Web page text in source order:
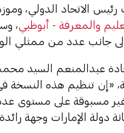
رئيس الاتحاد الدولي،
والمعرفة - أبوظبي،
جانب عدد من ممثلي
عبدالمنعم السيد محمد
«إن تنظيم هذه النسخة
مسبوقة على مستوى عدد
دولة الإمارات وجهة